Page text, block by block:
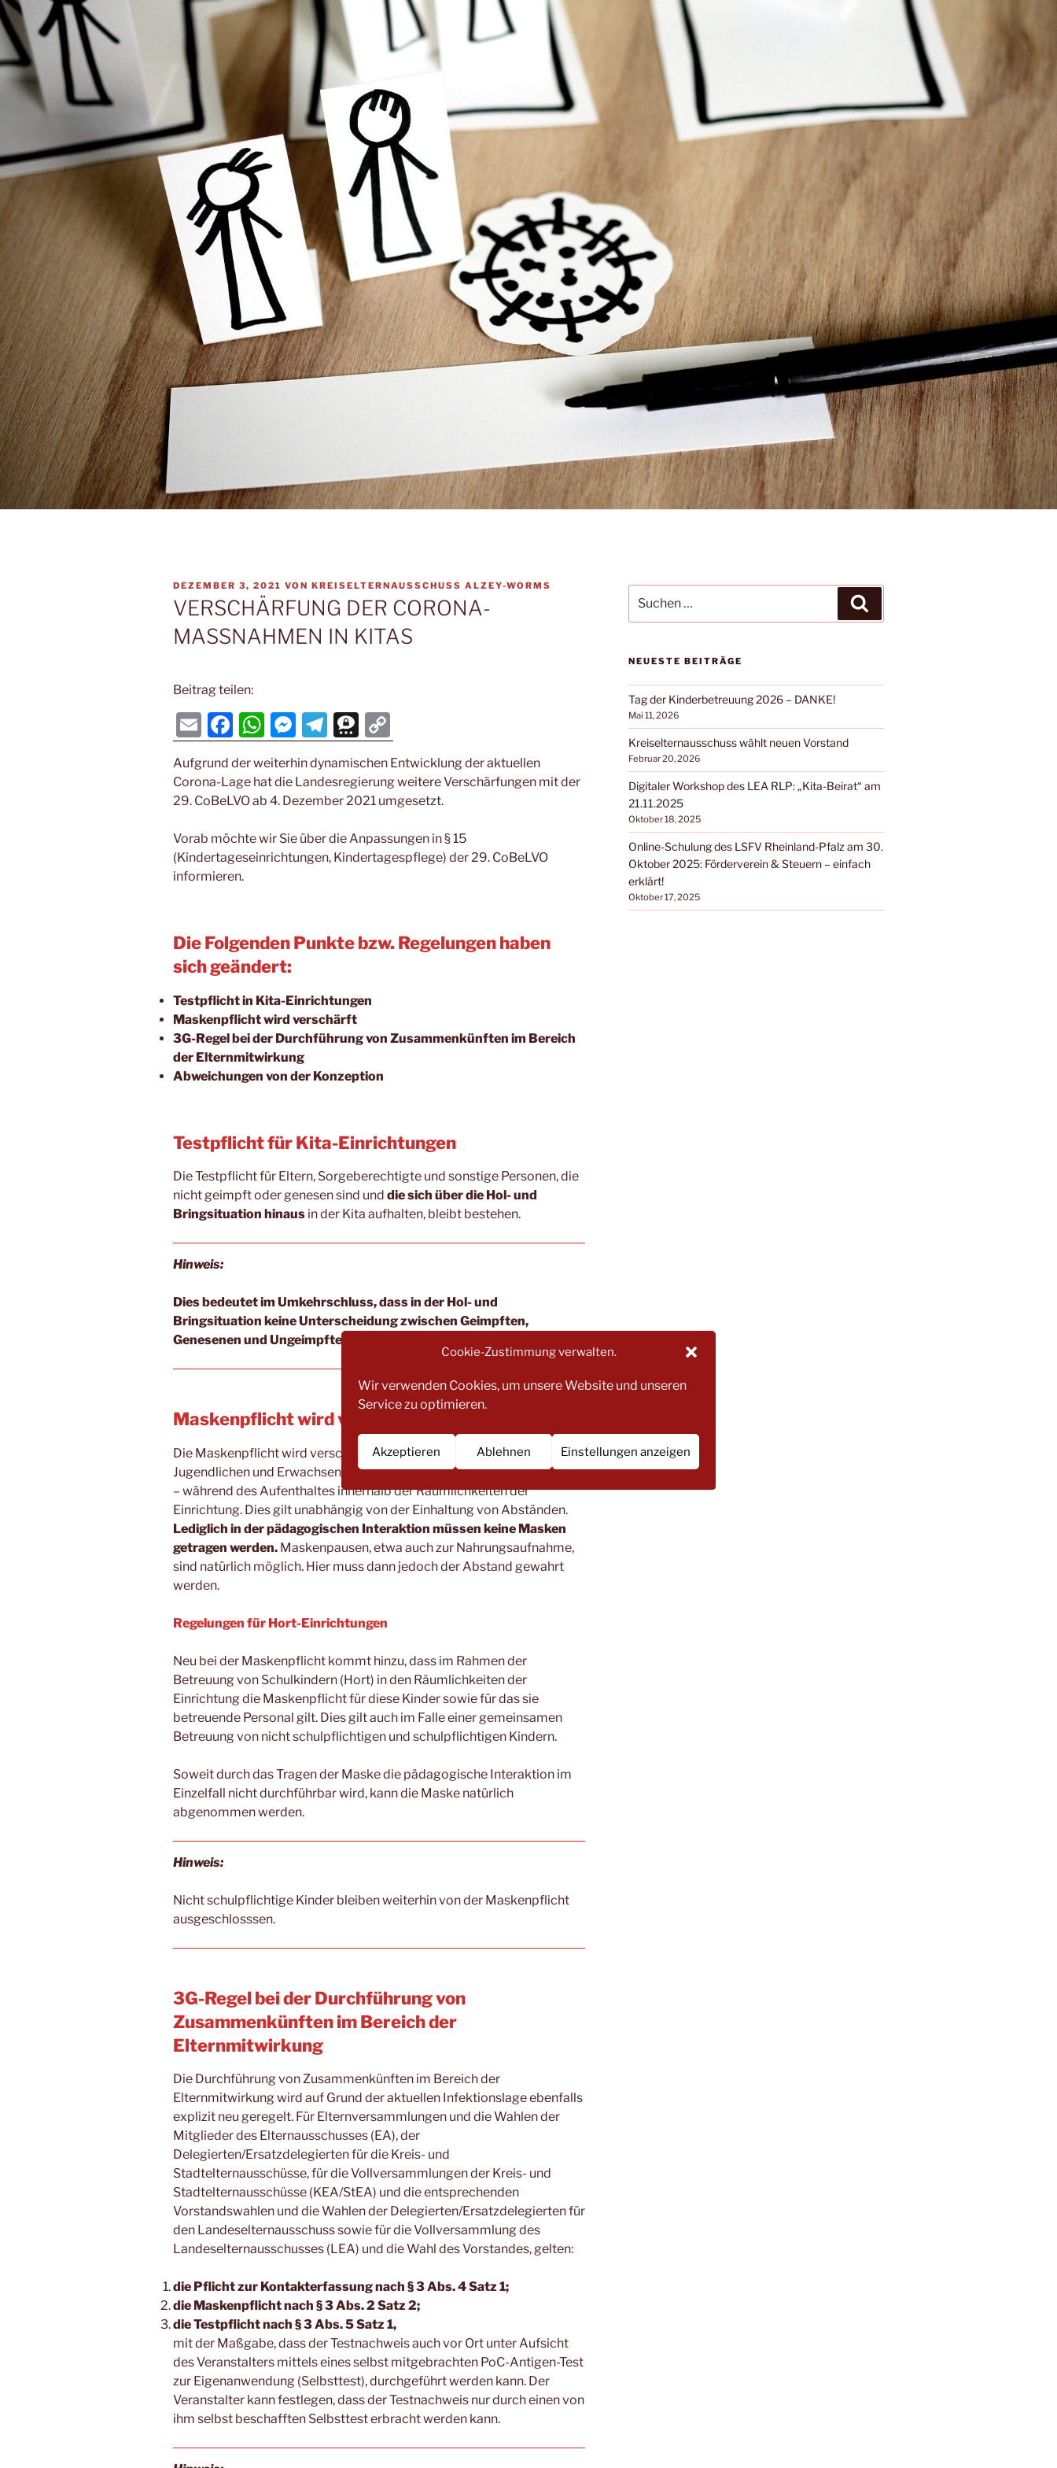
Cookie-Zustimmung verwalten.
Wir verwenden Cookies, um unsere Website und unseren
Service zu optimieren.
Akzeptieren Ablehnen Einstellungen anzeigen
VERÖFFENTLICHT
AM
DEZEMBER 3, 2021 VON KREISELTERNAUSSCHUSS ALZEY-WORMS
VERSCHÄRFUNG DER CORONA-
MASSNAHMEN IN KITAS
Beitrag teilen:
E
m
ai
l
F
a
c
e
b
o
o
W
h
at
s
A
p
M
e
ss
e
n
g
T
el
e
gr
a
m
T
hr
e
e
a
o
p
y
n
Aufgrund der weiterhin dynamischen Entwicklung der aktuellen
Corona-Lage hat die Landesregierung weitere Verschärfungen mit der
29. CoBeLVO ab 4. Dezember 2021 umgesetzt.
Vorab möchte wir Sie über die Anpassungen in § 15
(Kindertageseinrichtungen, Kindertagespflege) der 29. CoBeLVO
informieren.
Die Folgenden Punkte bzw. Regelungen haben
sich geändert:
Testpflicht in Kita-Einrichtungen
Maskenpflicht wird verschärft
3G-Regel bei der Durchführung von Zusammenkünften im Bereich
der Elternmitwirkung
Abweichungen von der Konzeption
Testpflicht für Kita-Einrichtungen
Die Testpflicht für Eltern, Sorgeberechtigte und sonstige Personen, die
nicht geimpft oder genesen sind und die sich über die Hol- und
Bringsituation hinaus in der Kita aufhalten, bleibt bestehen.
Hinweis:
Dies bedeutet im Umkehrschluss, dass in der Hol- und
Bringsituation keine Unterscheidung zwischen Geimpften,
Genesenen und Ungeimpften gemacht werden darf.
Maskenpflicht wird verschärft
Die Maskenpflicht wird verschärft. Sie gilt nunmehr für alle
Jugendlichen und Erwachsenen –also auch für das gesamte Personal
– während des Aufenthaltes innerhalb der Räumlichkeiten der
Einrichtung. Dies gilt unabhängig von der Einhaltung von Abständen.
Lediglich in der pädagogischen Interaktion müssen keine Masken
getragen werden. Maskenpausen, etwa auch zur Nahrungsaufnahme,
sind natürlich möglich. Hier muss dann jedoch der Abstand gewahrt
werden.
Regelungen für Hort-Einrichtungen
Neu bei der Maskenpflicht kommt hinzu, dass im Rahmen der
Betreuung von Schulkindern (Hort) in den Räumlichkeiten der
Einrichtung die Maskenpflicht für diese Kinder sowie für das sie
betreuende Personal gilt. Dies gilt auch im Falle einer gemeinsamen
Betreuung von nicht schulpflichtigen und schulpflichtigen Kindern.
Soweit durch das Tragen der Maske die pädagogische Interaktion im
Einzelfall nicht durchführbar wird, kann die Maske natürlich
abgenommen werden.
Hinweis:
Nicht schulpflichtige Kinder bleiben weiterhin von der Maskenpflicht
ausgeschlosssen.
3G-Regel bei der Durchführung von
Zusammenkünften im Bereich der
Elternmitwirkung
Die Durchführung von Zusammenkünften im Bereich der
Elternmitwirkung wird auf Grund der aktuellen Infektionslage ebenfalls
explizit neu geregelt. Für Elternversammlungen und die Wahlen der
Mitglieder des Elternausschusses (EA), der
Delegierten/Ersatzdelegierten für die Kreis- und
Stadtelternausschüsse, für die Vollversammlungen der Kreis- und
Stadtelternausschüsse (KEA/StEA) und die entsprechenden
Vorstandswahlen und die Wahlen der Delegierten/Ersatzdelegierten für
den Landeselternausschuss sowie für die Vollversammlung des
Landeselternausschusses (LEA) und die Wahl des Vorstandes, gelten:
die Pflicht zur Kontakterfassung nach § 3 Abs. 4 Satz 1;
die Maskenpflicht nach § 3 Abs. 2 Satz 2;
die Testpflicht nach § 3 Abs. 5 Satz 1,
mit der Maßgabe, dass der Testnachweis auch vor Ort unter Aufsicht
des Veranstalters mittels eines selbst mitgebrachten PoC-Antigen-Test
zur Eigenanwendung (Selbsttest), durchgeführt werden kann. Der
Veranstalter kann festlegen, dass der Testnachweis nur durch einen von
ihm selbst beschafften Selbsttest erbracht werden kann.
nach:
NEUESTE BEITRÄGE
Tag der Kinderbetreuung 2026 – DANKE!
Mai 11, 2026
Kreiselternausschuss wählt neuen Vorstand
Februar 20, 2026
Digitaler Workshop des LEA RLP: „Kita-Beirat“ am
21.11.2025
Oktober 18, 2025
Online-Schulung des LSFV Rheinland-Pfalz am 30.
Oktober 2025: Förderverein & Steuern – einfach
erklärt!
Oktober 17, 2025